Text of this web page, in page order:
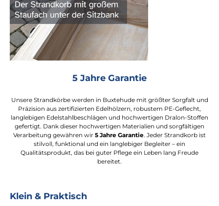
5 Jahre Garantie
Unsere Strandkörbe werden in Buxtehude mit größter Sorgfalt und
Präzision aus zertifizierten Edelhölzern, robustem PE-Geflecht,
langlebigen Edelstahlbeschlägen und hochwertigen Dralon-Stoffen
gefertigt. Dank dieser hochwertigen Materialien und sorgfältigen
Verarbeitung gewähren wir 5 Jahre Garantie. Jeder Strandkorb ist
stilvoll, funktional und ein langlebiger Begleiter – ein
Qualitätsprodukt, das bei guter Pflege ein Leben lang Freude
bereitet.
Klein & Praktisch